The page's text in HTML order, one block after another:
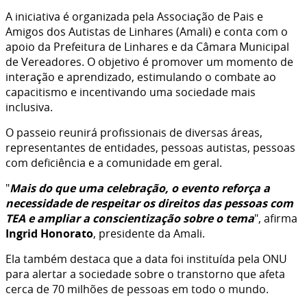
A iniciativa é organizada pela Associação de Pais e
Amigos dos Autistas de Linhares (Amali) e conta com o
apoio da Prefeitura de Linhares e da Câmara Municipal
de Vereadores. O objetivo é promover um momento de
interação e aprendizado, estimulando o combate ao
capacitismo e incentivando uma sociedade mais
inclusiva.
O passeio reunirá profissionais de diversas áreas,
representantes de entidades, pessoas autistas, pessoas
com deficiência e a comunidade em geral.
"Mais do que uma celebração, o evento reforça a
necessidade de respeitar os direitos das pessoas com
TEA e ampliar a conscientização sobre o tema", afirma
Ingrid Honorato, presidente da Amali.
Ela também destaca que a data foi instituída pela ONU
para alertar a sociedade sobre o transtorno que afeta
cerca de 70 milhões de pessoas em todo o mundo.